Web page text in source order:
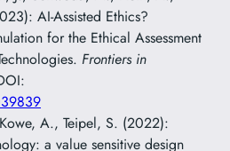
AI-Assisted Ethics?
for the Ethical Assessment
Frontiers in
A., Teipel, S. (2022):
a value sensitive design